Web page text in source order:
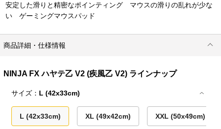
安定した滑りと精密なポインティング マウスの滑りの乱れが少な
い ゲーミングマウスパッド
商品詳細・仕様情報
NINJA FX ハヤテ乙 V2 (疾風乙 V2) ラインナップ
サイズ： L (42x33cm)
L (42x33cm) XL (49x42cm) XXL (50x49cm)